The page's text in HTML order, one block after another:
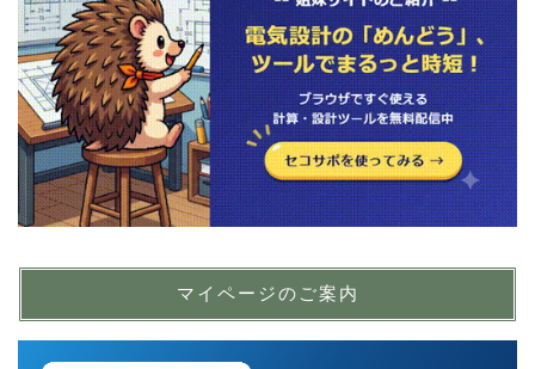
マイページのご案内